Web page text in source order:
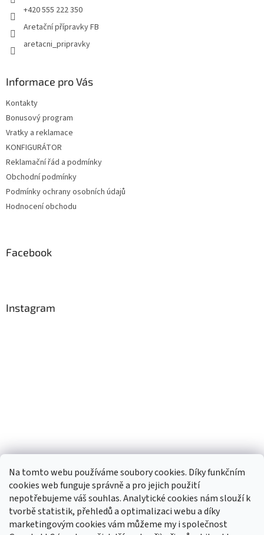
Na tomto webu používáme soubory cookies. Díky funkčním
cookies web funguje správně a pro jejich použití
nepotřebujeme váš souhlas. Analytické cookies nám slouží k
tvorbě statistik, přehledů a optimalizaci webu a díky
marketingovým cookies vám můžeme my i společnost
+420 555 222 350
Aretační přípravky FB
aretacni_pripravky
Informace pro Vás
Kontakty
Bonusový program
Vratky a reklamace
KONFIGURÁTOR
Reklamační řád a podmínky
Obchodní podmínky
Podmínky ochrany osobních údajů
Hodnocení obchodu
Facebook
Instagram
Sledovat na Instagramu